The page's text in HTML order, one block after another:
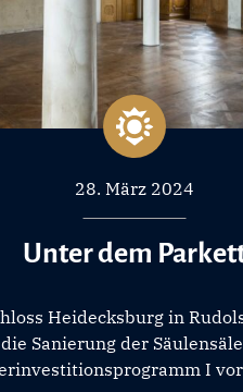
28. März 2024
Unter dem
Heidecksburg in
die Sanierung der
I